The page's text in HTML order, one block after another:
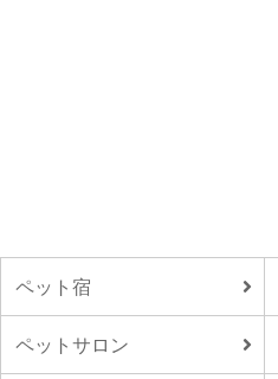
ペット宿
ペットサロン